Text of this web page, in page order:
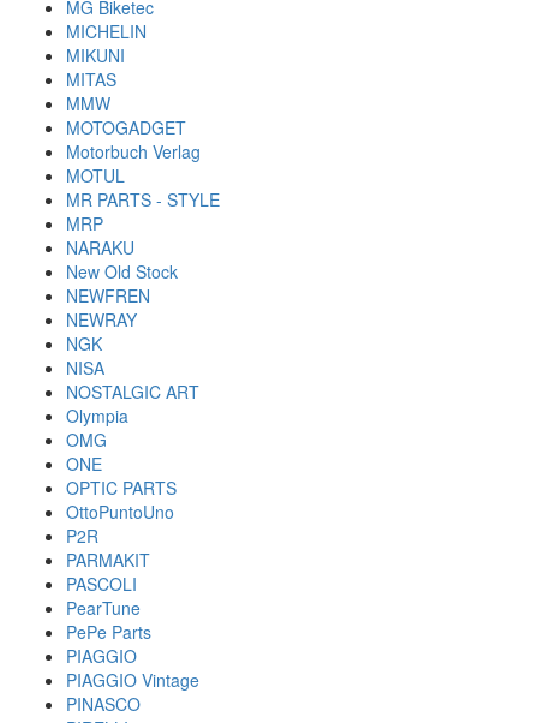
MG Biketec
MICHELIN
MIKUNI
MITAS
MMW
MOTOGADGET
Motorbuch Verlag
MOTUL
MR PARTS - STYLE
MRP
NARAKU
New Old Stock
NEWFREN
NEWRAY
NGK
NISA
NOSTALGIC ART
Olympia
OMG
ONE
OPTIC PARTS
OttoPuntoUno
P2R
PARMAKIT
PASCOLI
PearTune
PePe Parts
PIAGGIO
PIAGGIO Vintage
PINASCO